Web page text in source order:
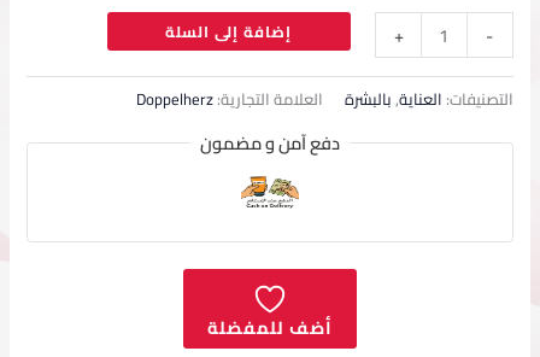
إضافة إلى السلة
التصنيفات:العناية,بالبشرة العلامة التجارية:Doppelherz
دفع آمن و مضمون
أضف للمفضلة